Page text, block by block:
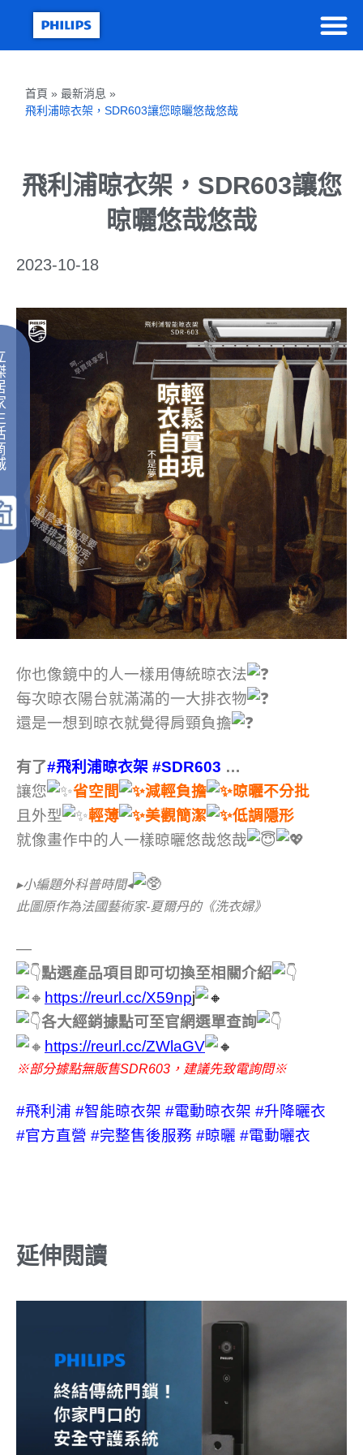
首頁 » 最新消息 »
飛利浦晾衣架，SDR603讓您晾曬悠哉悠哉
飛利浦晾衣架，SDR603讓您
晾曬悠哉悠哉
2023-10-18
你也像鏡中的人一樣用傳統晾衣法
每次晾衣陽台就滿滿的一大排衣物
還是一想到晾衣就覺得肩頸負擔
有了#飛利浦晾衣架 #SDR603 …
讓您
省空間 減輕負擔
晾曬不分批
且外型
輕薄 美觀簡潔
低調隱形
就像畫作中的人一樣晾曬悠哉悠哉
▸小編題外科普時間◂
此圖原作為法國藝術家-夏爾丹的《洗衣婦》
—
點選產品項目即可切換至相關介紹
https://reurl.cc/X59npj
各大經銷據點可至官網選單查詢
https://reurl.cc/ZWlaGV
※部分據點無販售SDR603，建議先致電詢問※
#飛利浦 #智能晾衣架 #電動晾衣架 #升降曬衣
#官方直營 #完整售後服務 #晾曬 #電動曬衣
延伸閱讀